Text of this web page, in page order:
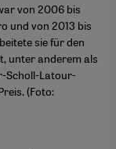
von 2006 bis
und von 2013 bis
sie für den
unter anderem als
Scholl-Latour-
(Foto: